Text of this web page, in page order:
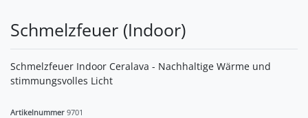
Schmelzfeuer (Indoor)
Schmelzfeuer Indoor Ceralava - Nachhaltige Wärme und
stimmungsvolles Licht
Artikelnummer 9701